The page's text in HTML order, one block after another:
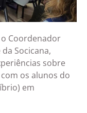
Coordenador
Socicana,
sobre
os alunos do
em